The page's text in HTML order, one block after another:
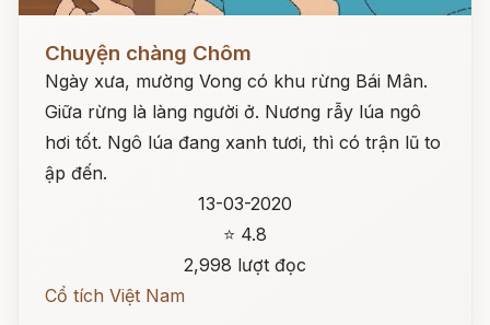
Chuyện chàng Chôm
Ngày xưa, mường Vong có khu rừng Bái Mân.
Giữa rừng là làng người ở. Nương rẫy lúa ngô
hơi tốt. Ngô lúa đang xanh tươi, thì có trận lũ to
ập đến.
13-03-2020
⭐ 4.8
2,998 lượt đọc
Cổ tích Việt Nam